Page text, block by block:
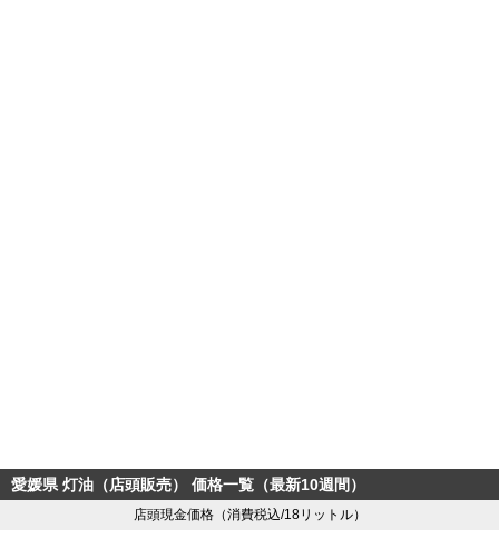
愛媛県 灯油（店頭販売） 価格一覧（最新10週間）
店頭現金価格（消費税込/18リットル）